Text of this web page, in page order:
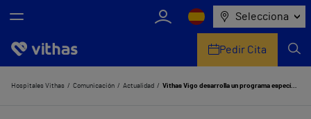
Selecciona
Nosotros
Pedir Cita
Hospitales Vithas Comunicación Actualidad Vithas Vigo desarrolla un programa específico de neurorrehabilitación para personas que han superado el covid-19 y sufren síndrome post-UCI